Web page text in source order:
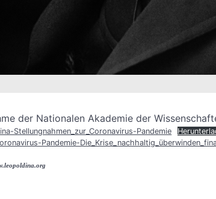
der Nationalen Akademie der
Stellungnahmen_zur_Coronavirus-Pandemie
Pandemie-